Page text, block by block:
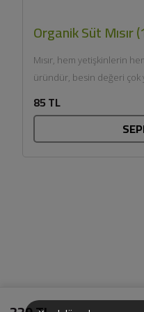
Organik Süt Mısır
Mısır, hem yetişkinlerin
üründür, besin değeri çok
85 TL